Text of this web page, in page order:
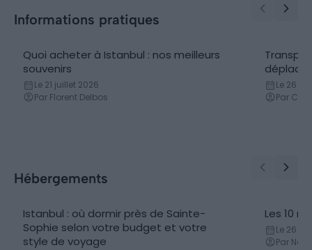
Informations pratiques
Cadeaux
Quoi acheter à Istanbul : nos meilleurs
souvenirs
Le 21 juillet 2026
Par Florent Delbos
Le 26
Par
Hébergements
Istanbul : où dormir près de Sainte-
Sophie selon votre budget et votre
style de voyage
Hôtels
Les 10
Le 26
Par